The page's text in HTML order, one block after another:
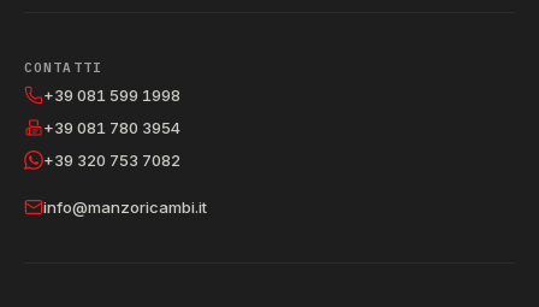
CONTATTI
+39 081 599 1998
+39 081 780 3954
+39 320 753 7082
info@manzoricambi.it